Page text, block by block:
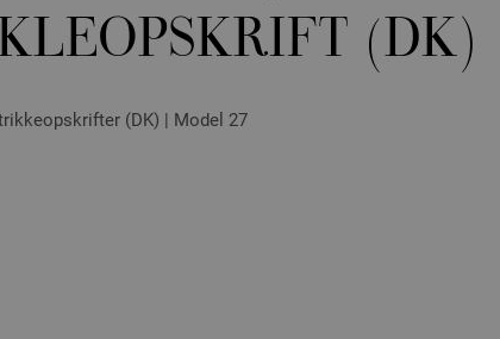
(DK)
(DK) | Model 27